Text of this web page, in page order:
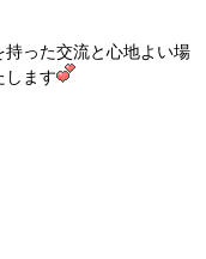
った交流と心地よい場
します